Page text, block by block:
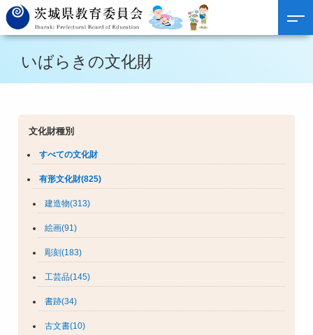
いばらきの文化財
文化財種別
すべての文化財
有形文化財(825)
建造物(313)
絵画(91)
彫刻(183)
工芸品(145)
書跡(34)
古文書(10)